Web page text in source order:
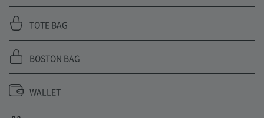
TOTE BAG
BOSTON BAG
WALLET